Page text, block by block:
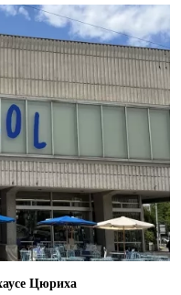
Цюриха